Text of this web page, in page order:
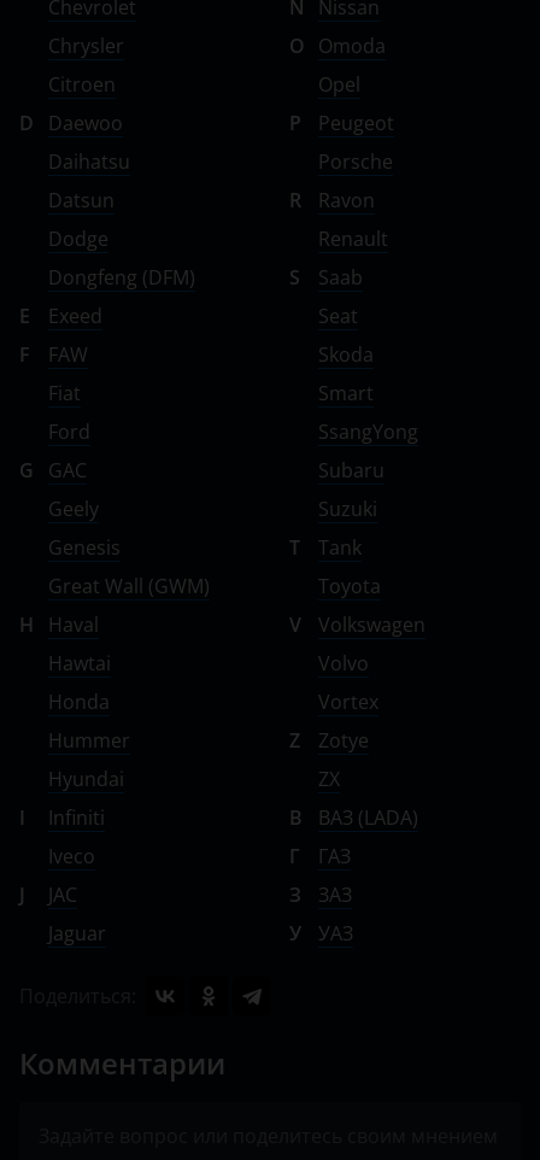
Chevrolet
Chrysler
Citroen
D
Daewoo
Daihatsu
Datsun
Dodge
Dongfeng (DFM)
E
Exeed
F
FAW
Fiat
Ford
G
GAC
Geely
Genesis
Great Wall (GWM)
H
Haval
Hawtai
Honda
Hummer
Hyundai
I
Infiniti
Iveco
J
JAC
Jaguar
N
Nissan
O
Omoda
Opel
P
Peugeot
Porsche
R
Ravon
Renault
S
Saab
Seat
Skoda
Smart
SsangYong
Subaru
Suzuki
T
Tank
Toyota
V
Volkswagen
Volvo
Vortex
Z
Zotye
ZX
В
ВАЗ (LADA)
Г
ГАЗ
З
ЗАЗ
У
УАЗ
Комментарии